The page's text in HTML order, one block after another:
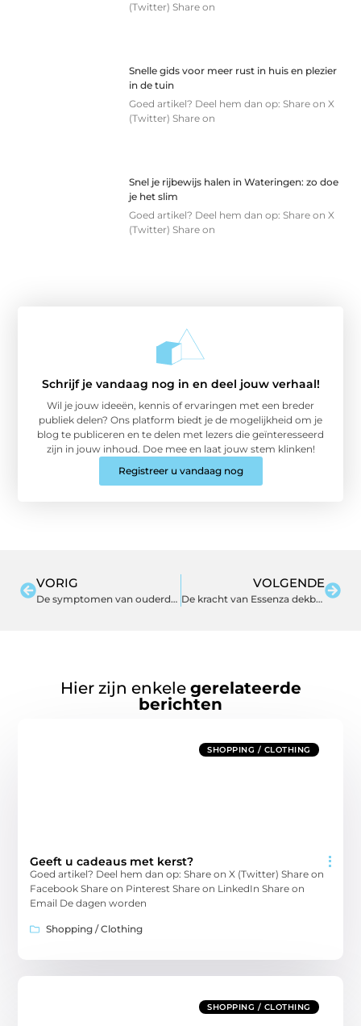
(Twitter) Share on
Snelle gids voor meer rust in huis en plezier
in de tuin
Goed artikel? Deel hem dan op: Share on X
(Twitter) Share on
Snel je rijbewijs halen in Wateringen: zo doe
je het slim
Goed artikel? Deel hem dan op: Share on X
(Twitter) Share on
Schrijf je vandaag nog in en deel jouw verhaal!
Wil je jouw ideeën, kennis of ervaringen met een breder
publiek delen? Ons platform biedt je de mogelijkheid om je
blog te publiceren en te delen met lezers die geïnteresseerd
zijn in jouw inhoud. Doe mee en laat jouw stem klinken!
Registreer u vandaag nog
VORIG
De symptomen van ouderdom
VOLGENDE
De kracht van Essenza dekbedovertrekken
Hier zijn enkele gerelateerde
berichten
SHOPPING / CLOTHING
Geeft u cadeaus met kerst?
Goed artikel? Deel hem dan op: Share on X (Twitter) Share on
Facebook Share on Pinterest Share on LinkedIn Share on
Email De dagen worden
Shopping / Clothing
SHOPPING / CLOTHING